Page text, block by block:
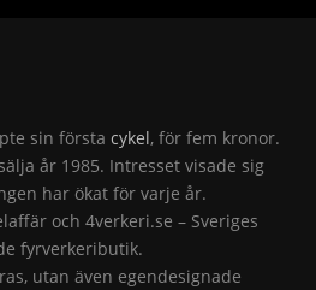
sin förstacykel, för fem kronor.
år 1985. Intresset visade sig
har ökat för varje år.
och 4verkeri.se – Sveriges
fyrverkeributik.
utan även egendesignade